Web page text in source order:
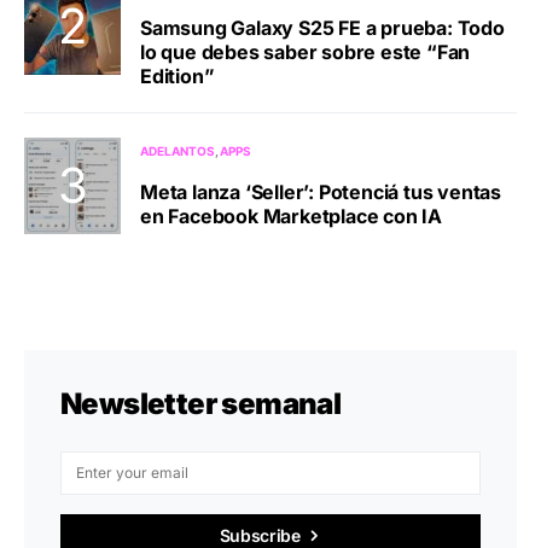
Samsung Galaxy S25 FE a prueba: Todo
lo que debes saber sobre este “Fan
Edition”
ADELANTOS APPS
Meta lanza ‘Seller’: Potenciá tus ventas
en Facebook Marketplace con IA
Newsletter semanal
Subscribe